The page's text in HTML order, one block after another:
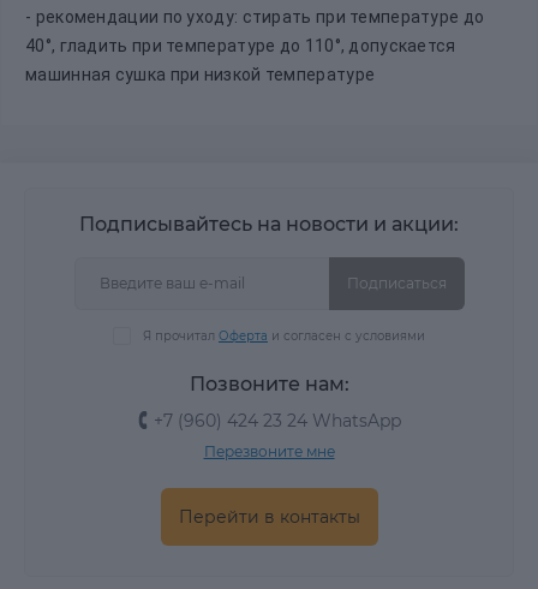
- рекомендации по уходу: стирать при температуре до
40°, гладить при температуре до 110°, допускается
машинная сушка при низкой температуре
Подписывайтесь на новости и акции:
Подписаться
Я прочитал Оферта и согласен с условиями
Позвоните нам:
+7 (960) 424 23 24 WhatsApp
Перезвоните мне
Перейти в контакты